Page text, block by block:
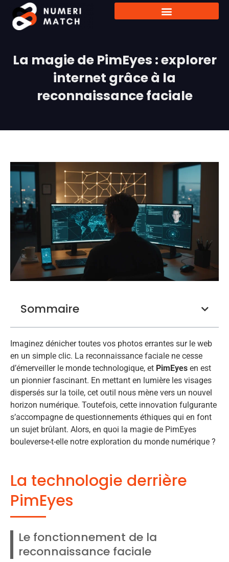
La magie de PimEyes : explorer
internet grâce à la
reconnaissance faciale
Sommaire
Imaginez dénicher toutes vos photos errantes sur le web
en un simple clic. La reconnaissance faciale ne cesse
d’émerveiller le monde technologique, et PimEyes en est
un pionnier fascinant. En mettant en lumière les visages
dispersés sur la toile, cet outil nous mène vers un nouvel
horizon numérique. Toutefois, cette innovation fulgurante
s’accompagne de questionnements éthiques qui en font
un sujet brûlant. Alors, en quoi la magie de PimEyes
bouleverse-t-elle notre exploration du monde numérique ?
La technologie derrière
PimEyes
Le fonctionnement de la
reconnaissance faciale